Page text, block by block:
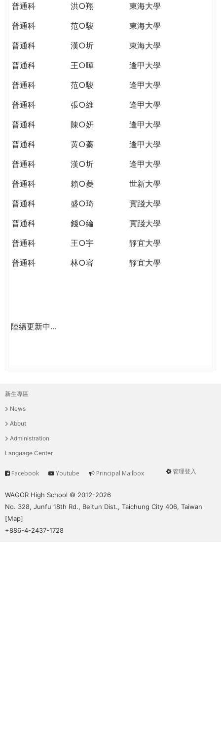
普通科
洪○翔
東海大學
普通科
范○駿
東海大學
普通科
漢○圻
東海大學
普通科
王○曄
逢甲大學
普通科
范○駿
逢甲大學
普通科
張○維
逢甲大學
普通科
陳○妍
逢甲大學
普通科
黄○蓁
逢甲大學
普通科
漢○圻
逢甲大學
普通科
賴○菱
世新大學
普通科
盛○琦
實踐大學
普通科
錢○綸
實踐大學
普通科
王○宇
靜宜大學
普通科
林○容 靜宜大學
陸續更新中...
主
選
單
新生專區
News
About
Administration
Language Center
User
管理登入
Service
Facebook Youtube Principal Mailbox
WAGOR High School © 2012-2026
No. 328, Junfu 18th Rd., Beitun Dist., Taichung City 406, Taiwan
[Map]
+886-4-2437-1728